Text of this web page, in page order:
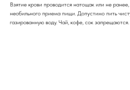
Взятие крови проводится натощак или не
необильного приема пищи. Допустимо пить
газированную воду. Чай, кофе, сок запрещаются.